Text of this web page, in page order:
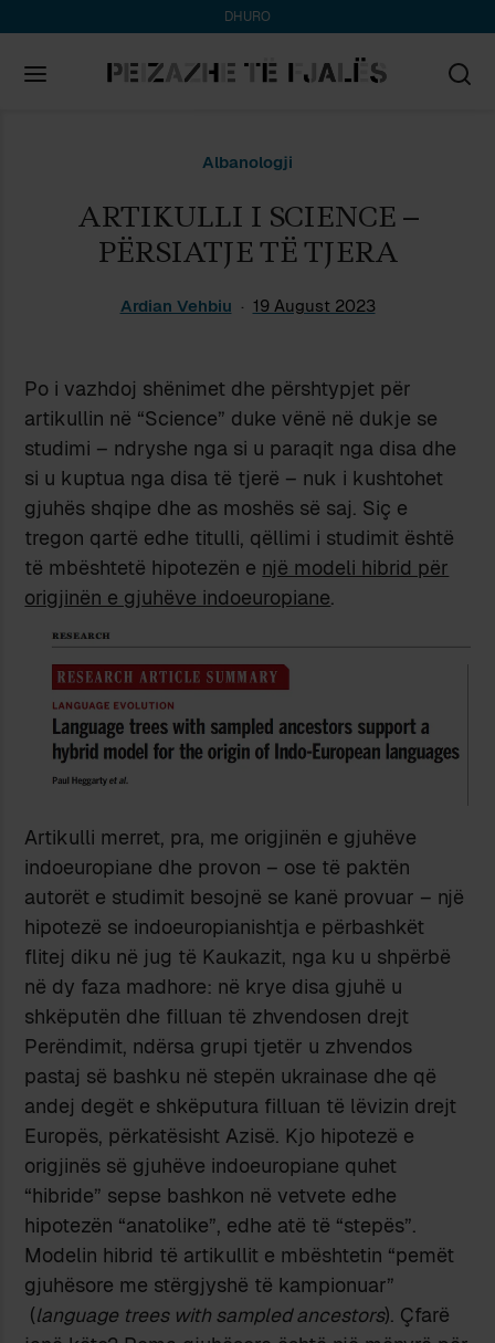
DHURO
Albanologji
ARTIKULLI I SCIENCE –
PËRSIATJE TË TJERA
Ardian Vehbiu 19 August 2023
Po i vazhdoj shënimet dhe përshtypjet për
artikullin në “Science” duke vënë në dukje se
studimi – ndryshe nga si u paraqit nga disa dhe
si u kuptua nga disa të tjerë – nuk i kushtohet
gjuhës shqipe dhe as moshës së saj. Siç e
tregon qartë edhe titulli, qëllimi i studimit është
të mbështetë hipotezën e një modeli hibrid për
origjinën e gjuhëve indoeuropiane.
Artikulli merret, pra, me origjinën e gjuhëve
indoeuropiane dhe provon – ose të paktën
autorët e studimit besojnë se kanë provuar – një
hipotezë se indoeuropianishtja e përbashkët
flitej diku në jug të Kaukazit, nga ku u shpërbë
në dy faza madhore: në krye disa gjuhë u
shkëputën dhe filluan të zhvendosen drejt
Perëndimit, ndërsa grupi tjetër u zhvendos
pastaj së bashku në stepën ukrainase dhe që
andej degët e shkëputura filluan të lëvizin drejt
Europës, përkatësisht Azisë. Kjo hipotezë e
origjinës së gjuhëve indoeuropiane quhet
“hibride” sepse bashkon në vetvete edhe
hipotezën “anatolike”, edhe atë të “stepës”.
Modelin hibrid të artikullit e mbështetin “pemët
gjuhësore me stërgjyshë të kampionuar”
(language trees with sampled ancestors). Çfarë